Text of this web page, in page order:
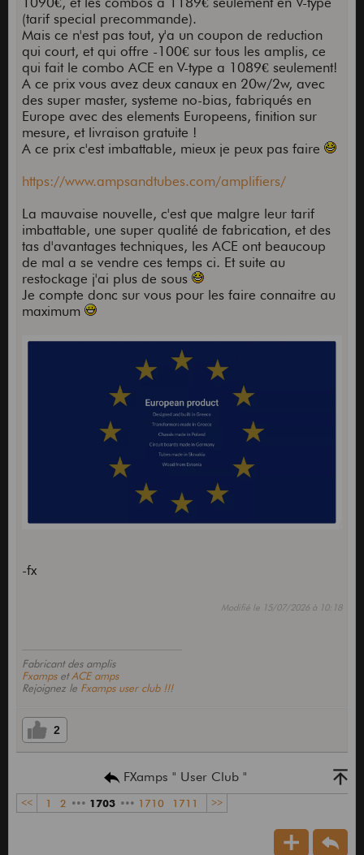
(tarif special precommande).
Mais ce n'est pas tout, y'a un coupon de reduction
qui court, et qui offre -100€ sur tous les amplis, ce
qui fait le combo ACE en V-type a 1089€ seulement!
A ce prix vous avez deux canaux en 20w/2w, avec
des super master, systeme no-bias, fabriqués en
Europe avec des elements Europeens, finition sur
mesure, et livraison gratuite !
A ce prix c'est imbattable, mieux je peux pas faire
https://www.ampsandtubes.com/amplifiers/
La mauvaise nouvelle, c'est que malgre leur tarif
imbattable, une super qualité de fabrication, et des
tas d'avantages techniques, les ACE ont beaucoup
de mal a se vendre ces temps ci. Et suite au
restockage j'ai plus de sous
Je compte donc sur vous pour les faire connaitre au
maximum
-fx
Modifié le 15/07/2026 à 10:18
Fabricant des amplis
FxampsetACE amps
Rejoignez le Fxamps user club !!!
2
FXamps " User Club "
<< 1 2 ••• 1703 ••• 1710 1711 >>